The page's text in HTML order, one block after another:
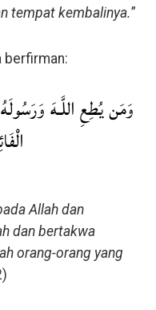
tempat kembalinya.”
berfirman:
وَمَن يُطِعِ اللَّـهَ
Allah dan
dan bertakwa
orang-orang yang